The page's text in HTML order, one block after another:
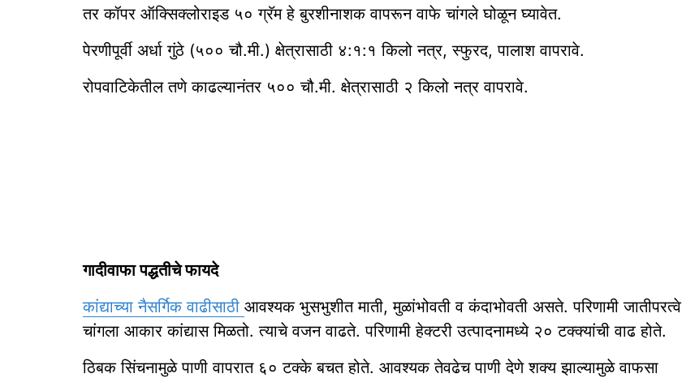
तर कॉपर ऑक्सिक्लोराइड ५० ग्रॅम हे बुरशीनाशक वापरून वाफे चांगले घोळून घ्यावेत.
पेरणीपूर्वी अर्धा गुंठे (५०० चौ.मी.) क्षेत्रासाठी ४:१:१ किलो नत्र, स्फुरद, पालाश वापरावे.
रोपवाटिकेतील तणे काढल्यानंतर ५०० चौ.मी. क्षेत्रासाठी २ किलो नत्र वापरावे.
गादीवाफा पद्धतीचे फायदे
कांद्याच्या नैसर्गिक वाढीसाठी आवश्यक भुसभुशीत माती, मुळांभोवती व कंदाभोवती असते. परिणामी जातीपरत्वे
चांगला आकार कांद्यास मिळतो. त्याचे वजन वाढते. परिणामी हेक्टरी उत्पादनामध्ये २० टक्क्यांची वाढ होते.
ठिबक सिंचनामुळे पाणी वापरात ६० टक्के बचत होते. आवश्यक तेवढेच पाणी देणे शक्य झाल्यामुळे वाफसा